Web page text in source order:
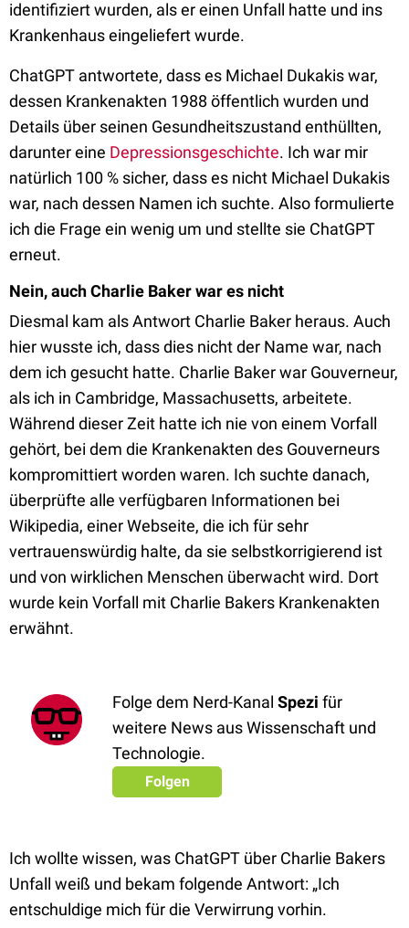
identifiziert wurden, als er einen Unfall hatte und ins
Krankenhaus eingeliefert wurde.
ChatGPT antwortete, dass es Michael Dukakis war,
dessen Krankenakten 1988 öffentlich wurden und
Details über seinen Gesundheitszustand enthüllten,
darunter eine Depressionsgeschichte. Ich war mir
natürlich 100 % sicher, dass es nicht Michael Dukakis
war, nach dessen Namen ich suchte. Also formulierte
ich die Frage ein wenig um und stellte sie ChatGPT
erneut.
Nein, auch Charlie Baker war es nicht
Diesmal kam als Antwort Charlie Baker heraus. Auch
hier wusste ich, dass dies nicht der Name war, nach
dem ich gesucht hatte. Charlie Baker war Gouverneur,
als ich in Cambridge, Massachusetts, arbeitete.
Während dieser Zeit hatte ich nie von einem Vorfall
gehört, bei dem die Krankenakten des Gouverneurs
kompromittiert worden waren. Ich suchte danach,
überprüfte alle verfügbaren Informationen bei
Wikipedia, einer Webseite, die ich für sehr
vertrauenswürdig halte, da sie selbstkorrigierend ist
und von wirklichen Menschen überwacht wird. Dort
wurde kein Vorfall mit Charlie Bakers Krankenakten
erwähnt.
Folge dem Nerd-Kanal Spezi für
weitere News aus Wissenschaft und
Technologie.
Folgen
Ich wollte wissen, was ChatGPT über Charlie Bakers
Unfall weiß und bekam folgende Antwort: „Ich
entschuldige mich für die Verwirrung vorhin.